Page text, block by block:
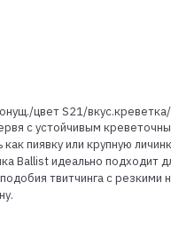
цвет S21/
с устойчивым
пиявку или крупную
Ballist идеально
твитчинга с резкими